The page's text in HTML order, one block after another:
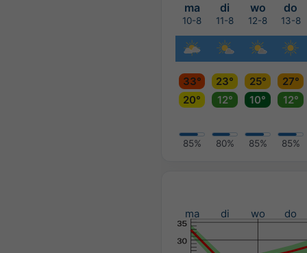
ma di wo do
10-8 11-8 12-8 13-8
33° 23° 25°
27°
20°
12° 10° 12°
85% 80% 85% 85%
ma di wo do